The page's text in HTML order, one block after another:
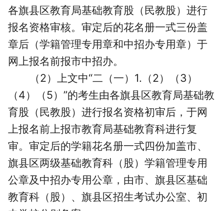
各旗县区教育局基础教育股（民教股）进行
报名资格审核。审定后的花名册一式三份盖
章后（学籍管理专用章和中招办专用章）于
网上报名前报市中招办。
（2）上文中“二（一）1.（2）（3）
（4）（5）”的考生由各旗县区教育局基础教
育股（民教股）进行报名资格初审后，于网
上报名前上报市教育局基础教育科进行复
审。审定后的学籍花名册一式四份加盖市、
旗县区两级基础教育科（股）学籍管理专用
公章及中招办专用公章，由市、旗县区基础
教育科（股）、旗县区招生考试办公室、初